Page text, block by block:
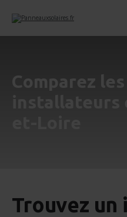
Comparez les
Trouvez